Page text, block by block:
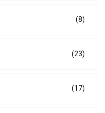
(8)
(23)
(17)